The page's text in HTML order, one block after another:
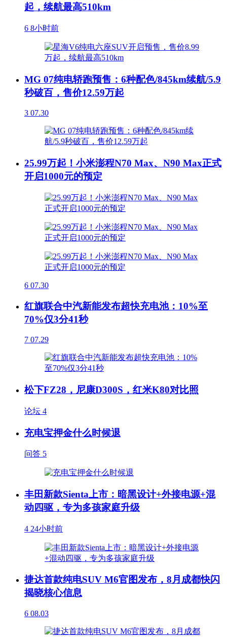
起，续航最高510km
6 8小时前
MG 07纯电轿跑预售：6种配色/845km续航/5.9
秒破百，售价12.59万起
3 07.30
25.99万起！小米澎程N70 Max、N90 Max正式
开启1000元的预定
6 07.30
红旗联合中汽新能发布超快充电池：10%至
70%仅3分41秒
7 07.29
松下FZ28，尼康D300S，红米K80对比照
论坛 4
充电宝押金什么时候退
问答 5
丰田新款Sienta上市：暗黑设计+外接电源+混
动四驱，专为多孩家庭升级
4 24小时前
捷达首款纯电SUV M6官图发布，8月成都快闪
揭晓核心信息
6 08.03